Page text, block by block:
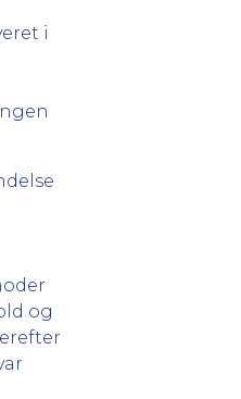
i
og